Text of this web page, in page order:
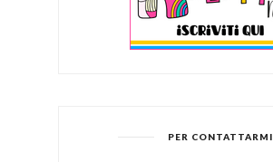
PER CONTATTARMI